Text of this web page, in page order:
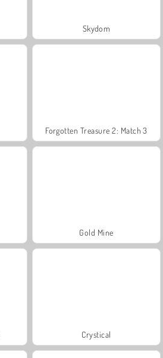
Skydom
Forgotten Treasure 2: Match 3
Gold Mine
Crystical